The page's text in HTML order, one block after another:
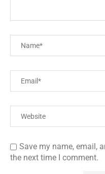
Save my name, email,
the next time I comment.